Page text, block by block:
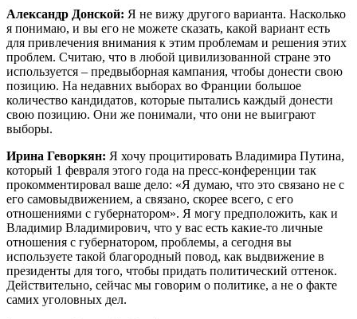
Александр Донской: Я не вижу другого варианта. Насколько
я понимаю, и вы его не можете сказать, какой вариант есть
для привлечения внимания к этим проблемам и решения этих
проблем. Считаю, что в любой цивилизованной стране это
используется – предвыборная кампания, чтобы донести свою
позицию. На недавних выборах во Франции большое
количество кандидатов, которые пытались каждый донести
свою позицию. Они же понимали, что они не выиграют
выборы.
Ирина Геворкян: Я хочу процитировать Владимира Путина,
который 1 февраля этого года на пресс-конференции так
прокомментировал ваше дело: «Я думаю, что это связано не с
его самовыдвижением, а связано, скорее всего, с его
отношениями с губернатором». Я могу предположить, как и
Владимир Владимирович, что у вас есть какие-то личные
отношения с губернатором, проблемы, а сегодня вы
используете такой благородный повод, как выдвижение в
президенты для того, чтобы придать политический оттенок.
Действительно, сейчас мы говорим о политике, а не о факте
самих уголовных дел.